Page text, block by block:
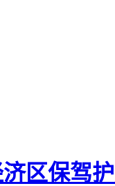
区保驾